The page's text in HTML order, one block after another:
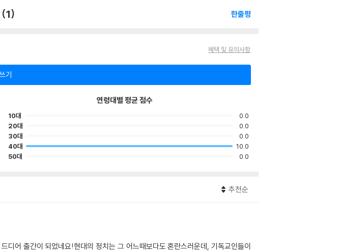
(1) 한줄평
혜택 및 유의사항
기
연령대별 평균 점수
10대
0.0
20대
0.0
30대
0.0
40대
10.0
50대
0.0
추천순
어 출간이 되었네요!현대의 정치는 그 어느때보다도 혼란스러운데, 기독교인들이